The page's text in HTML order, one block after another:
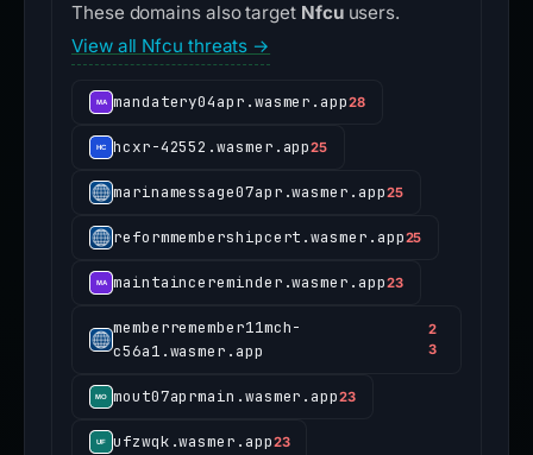
These domains also target Nfcuusers.
View all Nfcu threats →
mandatery04apr.wasmer.app28
hcxr-42552.wasmer.app25
marinamessage07apr.wasmer.app25
reformmembershipcert.wasmer.app25
maintaincereminder.wasmer.app23
memberremember11mch-
c56a1.wasmer.app
2
3
mout07aprmain.wasmer.app23
ufzwqk.wasmer.app23